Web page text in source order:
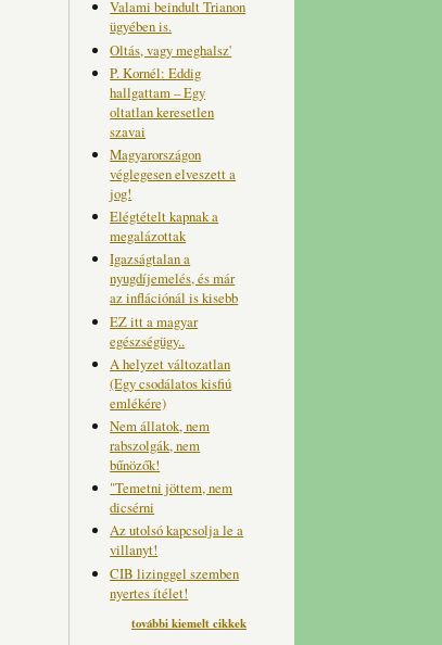
Valami beindult Trianon
ügyében is.
Oltás, vagy meghalsz'
P. Kornél: Eddig
hallgattam – Egy
oltatlan keresetlen
szavai
Magyarországon
véglegesen elveszett a
jog!
Elégtételt kapnak a
megalázottak
Igazságtalan a
nyugdíjemelés, és már
az inflációnál is kisebb
EZ itt a magyar
egészségügy..
A helyzet változatlan
(Egy csodálatos kisfiú
emlékére)
Nem állatok, nem
rabszolgák, nem
bűnözők!
"Temetni jöttem, nem
dicsérni
Az utolsó kapcsolja le a
villanyt!
CIB lizinggel szemben
nyertes ítélet!
további kiemelt cikkek